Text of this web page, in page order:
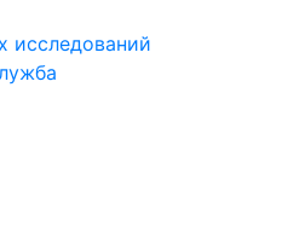
исследований